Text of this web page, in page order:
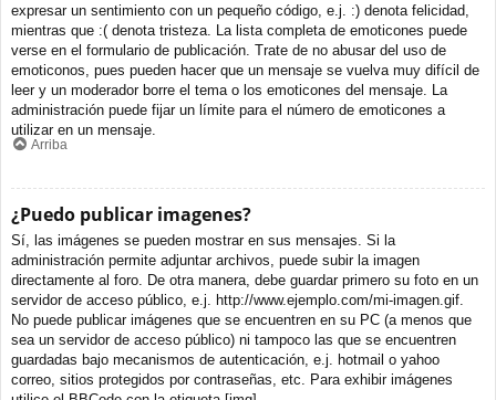
expresar un sentimiento con un pequeño código, e.j. :) denota felicidad,
mientras que :( denota tristeza. La lista completa de emoticones puede
verse en el formulario de publicación. Trate de no abusar del uso de
emoticonos, pues pueden hacer que un mensaje se vuelva muy difícil de
leer y un moderador borre el tema o los emoticones del mensaje. La
administración puede fijar un límite para el número de emoticones a
utilizar en un mensaje.
Arriba
¿Puedo publicar imagenes?
Sí, las imágenes se pueden mostrar en sus mensajes. Si la
administración permite adjuntar archivos, puede subir la imagen
directamente al foro. De otra manera, debe guardar primero su foto en un
servidor de acceso público, e.j. http://www.ejemplo.com/mi-imagen.gif.
No puede publicar imágenes que se encuentren en su PC (a menos que
sea un servidor de acceso público) ni tampoco las que se encuentren
guardadas bajo mecanismos de autenticación, e.j. hotmail o yahoo
correo, sitios protegidos por contraseñas, etc. Para exhibir imágenes